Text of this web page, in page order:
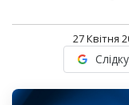
27 Квітня